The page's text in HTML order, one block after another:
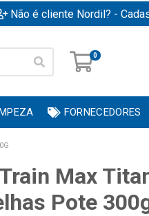
Não é cliente Nordil? -
0
FORNECEDORES
Max
Pote